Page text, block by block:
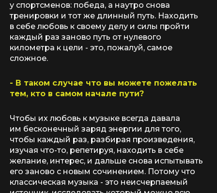
у спортсменов: победа, а наутро снова
тренировки и тот же длинный путь. Находить
в себе любовь к своему делу и силы пройти
каждый раз заново путь от нулевого
километра к цели - это, пожалуй, самое
сложное.
- В таком случае что вы можете пожелать
тем, кто в самом начале пути?
Чтобы их любовь к музыке всегда давала
им бесконечный заряд энергии для того,
чтобы каждый раз, разбирая произведения,
изучая что-то, репетируя, находить в себе
желание, интерес, и дальше снова испытывать
его заново с новым сочинением. Потому что
классическая музыка - это неисчерпаемый